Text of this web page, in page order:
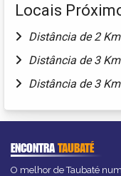
Locais
Distância de 2 Km
Distância de 3 Km
Distância de 3 Km
ENCONTRATAUBATÉ
O melhor de Taubaté num